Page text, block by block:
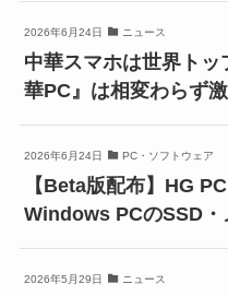
2026年6月24日 ニュース
中華スマホは世界ト
華PC』は相変わらず
2026年6月24日 PC・ソフトウェア
【Beta版配布】HG
Windows PCのSSD・
2026年5月29日 ニュース